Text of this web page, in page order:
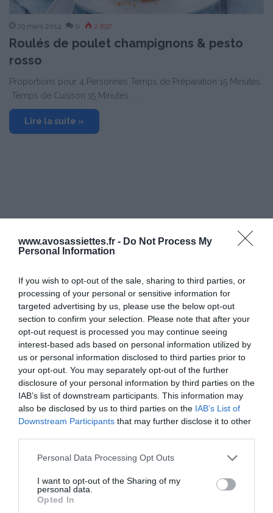
www.avosassiettes.fr - Do Not Process My
Personal Information
If you wish to opt-out of the sale, sharing to third parties, or
processing of your personal or sensitive information for
targeted advertising by us, please use the below opt-out
section to confirm your selection. Please note that after your
opt-out request is processed you may continue seeing
interest-based ads based on personal information utilized by
us or personal information disclosed to third parties prior to
your opt-out. You may separately opt-out of the further
disclosure of your personal information by third parties on the
IAB’s list of downstream participants. This information may
also be disclosed by us to third parties on the IAB’s List of
Downstream Participants that may further disclose it to other
Please note that this website/app uses one or more Google
not limited to your visit or usage behaviour. You may click to
grant or deny consent to Google and its third-party tags to
use your data for below specified purposes in below Google
Personal Data Processing Opt Outs
I want to opt-out of the Sharing of my
personal data.
Opted In
29 mars 2014 0 2 897
Roulés de poulet champignons & pesto
rosso
Proportions pour 4 Personnes Temps de Préparation 15 Minutes
Temps de Cuisson 15 Minutes …
Lire la suite »
29 mars 2014 0 3 615
Œuf cocotte au jambon ibérique et